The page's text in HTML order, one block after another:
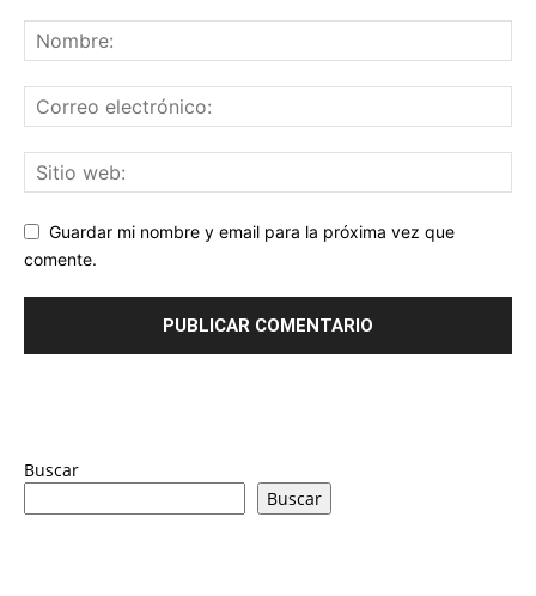
Guardar mi nombre y email para la próxima vez que
comente.
Buscar
Buscar